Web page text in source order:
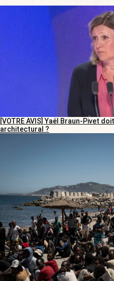
[VOTRE AVIS] Yaël Braun-Pivet
architectural ?